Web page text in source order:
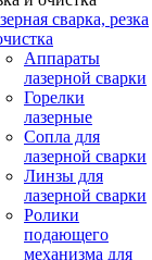
сварка, резка
Аппараты
лазерной сварки
Горелки
лазерные
Сопла для
лазерной сварки
Линзы для
лазерной сварки
Ролики
подающего
механизма для